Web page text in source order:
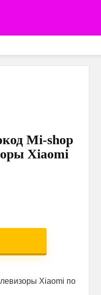
Mi-shop
Xiaomi
Xiaomi по